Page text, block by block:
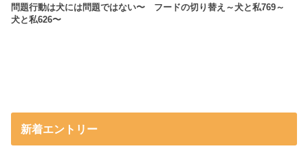
問題行動は犬には問題ではない〜
犬と私626〜
フードの切り替え～犬と私769～
新着エントリー